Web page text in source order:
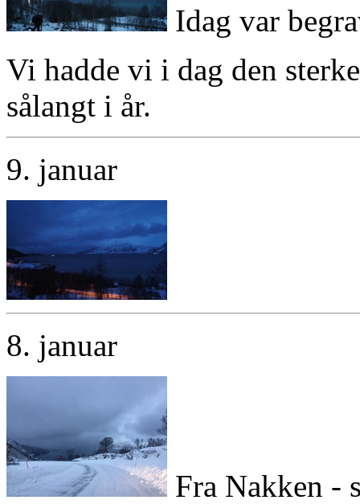
Idag var
Vi hadde vi i dag den
sålangt i år.
9. januar
8. januar
Fra Nakken -